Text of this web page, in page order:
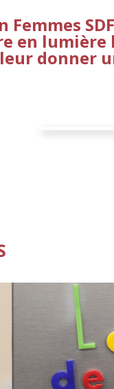
Femmes
en lumière
donner